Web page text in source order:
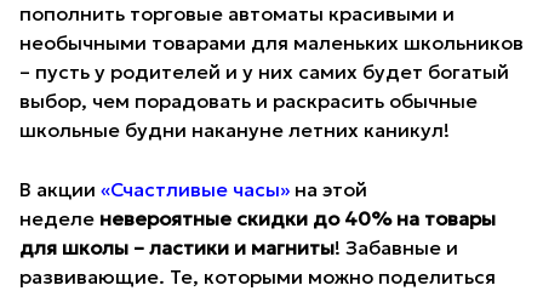
пополнить торговые автоматы красивыми и
необычными товарами для маленьких школьников
– пусть у родителей и у них самих будет богатый
выбор, чем порадовать и раскрасить обычные
школьные будни накануне летних каникул!
В акции «Счастливые часы» на этой
неделе невероятные скидки до 40% на товары
для школы – ластики и магниты! Забавные и
развивающие. Те, которыми можно поделиться